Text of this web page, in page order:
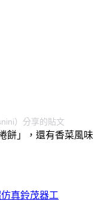
）分享的貼文
餅」，還有香菜風味
真鈴茂器工